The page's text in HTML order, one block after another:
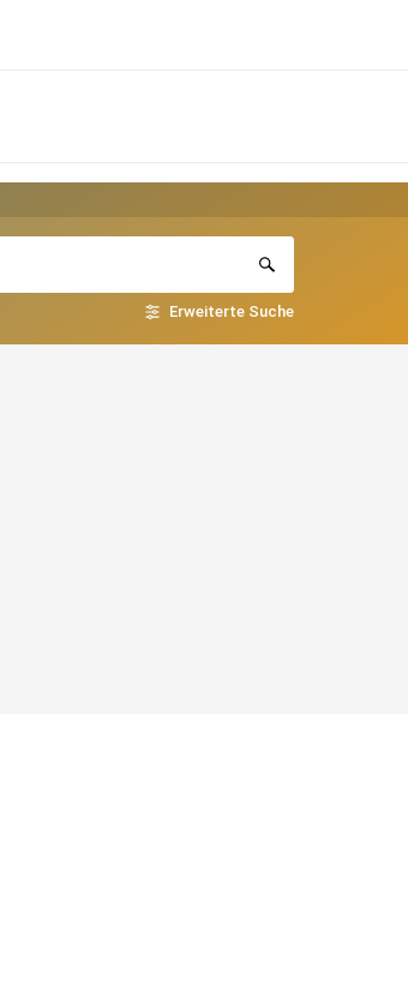
Erweiterte Suche